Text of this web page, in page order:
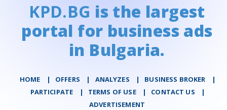
KPD.BG is the largest
portal for business ads
in Bulgaria.
HOME | OFFERS | АNALYZES | BUSINESS BROKER
|
PARTICIPATE
| TERMS OF USE | CONTACT US
|
ADVERTISEMENT